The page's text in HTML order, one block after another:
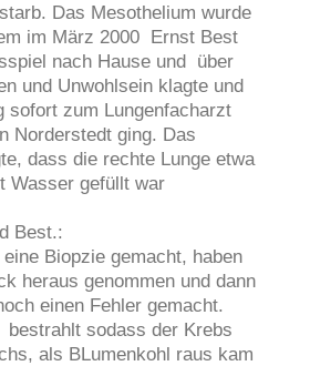
Das Mesothelium wurde
im März 2000 Ernst Best
nach Hause und über
und Unwohlsein klagte und
sofort zum Lungenfacharzt
Norderstedt ging. Das
dass die rechte Lunge etwa
Wasser gefüllt war
Best.:
eine Biopzie gemacht, haben
heraus genommen und dann
einen Fehler gemacht.
bestrahlt sodass der Krebs
als BLumenkohl raus kam